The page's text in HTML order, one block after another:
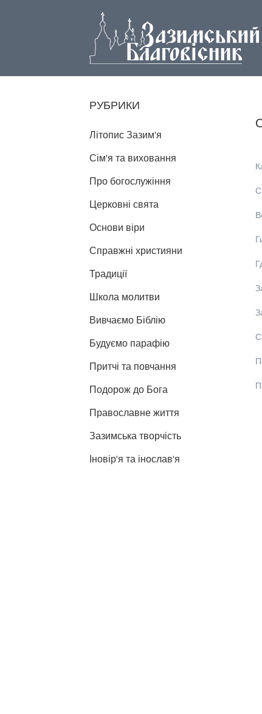
РУБРИКИ
Літопис Зазим'я
Сім'я та виховання
Про богослужіння
Церковні свята
Основи віри
Справжні християни
Традиції
Школа молитви
Вивчаємо Біблію
Будуємо парафію
Притчі та повчання
Подорож до Бога
Православне життя
Зазимська творчість
Іновір'я та інослав'я